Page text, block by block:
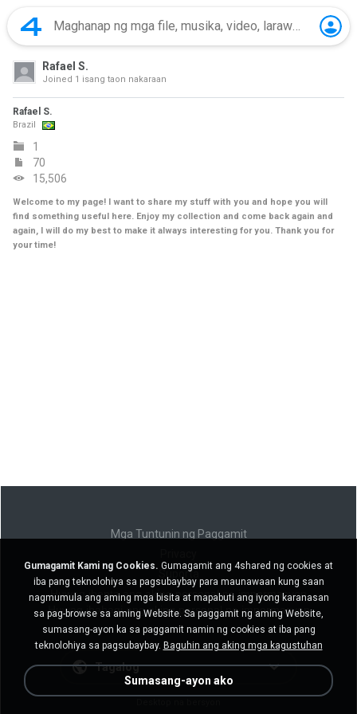
Rafael S.
Joined 1 isang taon nakaraan
Rafael S.
Brazil
1
70
15,506
Welcome to my page! I want to share my stuff with you and hope you will
find something useful here. Enjoy my collection and come back again and
again, I will do my best to make it always interesting for you. Thank you for
your time!
Mga Tuntunin ng Paggamit
Suporta
Huwag ibenta ang aking personal na impormasyon
Huwag ibahagi ang aking personal na impormasyon
Tagalog
Gumagamit Kami ng Cookies. Gumagamit ang 4shared ng cookies at
iba pang teknolohiya sa pagsubaybay para maunawaan kung saan
nagmumula ang aming mga bisita at mapabuti ang iyong karanasan
sa pag-browse sa aming Website. Sa paggamit ng aming Website,
sumasang-ayon ka sa paggamit namin ng cookies at iba pang
teknolohiya sa pagsubaybay. Baguhin ang aking mga kagustuhan
Sumasang-ayon ako